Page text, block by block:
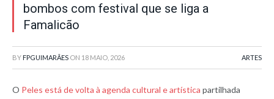
bombos com festival que se liga a
Famalicão
BY FPGUIMARÃES ON 18 MAIO, 2026 ARTES
O Peles está de volta à agenda cultural e artística partilhada